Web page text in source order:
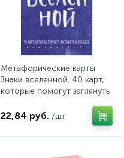
Метафорические карты
Знаки вселенной. 40 карт,
которые помогут заглянуть
22,84 руб. /шт